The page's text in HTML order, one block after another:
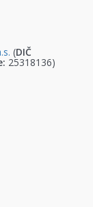
(DIČ
25318136)